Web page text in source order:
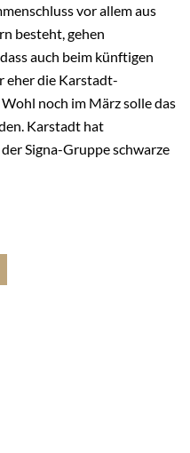
vor allem aus
besteht, gehen
auch beim künftigen
eher die Karstadt-
noch im März solle das
Karstadt hat
Signa-Gruppe schwarze